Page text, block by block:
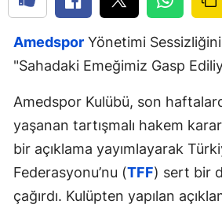
Amedspor Yönetimi
"Sahadaki Emeğimiz Gasp
Amedspor Kulübü, son
yaşanan tartışmalı hakem
bir açıklama yayımlayarak
Federasyonu’nu (TFF) sert bir
çağırdı. Kulüpten yapılan